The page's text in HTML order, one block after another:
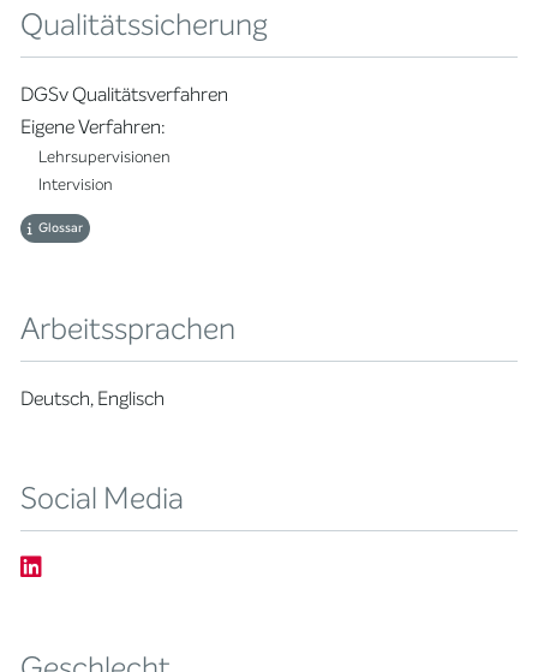
Qualitätssicherung
DGSv Qualitätsverfahren
Eigene Verfahren:
Lehrsupervisionen
Intervision
Glossar
Arbeitssprachen
Deutsch, Englisch
Social Media